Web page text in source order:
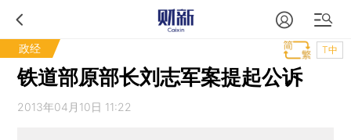
政经 T中
铁道部原部长刘志军案提起公诉
2013年04月10日 11:22